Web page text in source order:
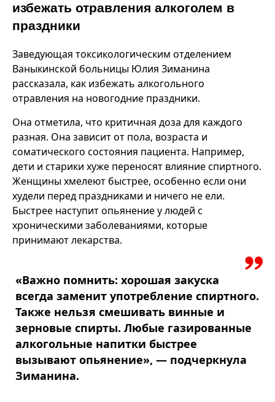
избежать отравления алкоголем в
праздники
Заведующая токсикологическим отделением
Ваныкинской больницы Юлия Зиманина
рассказала, как избежать алкогольного
отравления на новогодние праздники.
Она отметила, что критичная доза для каждого
разная. Она зависит от пола, возраста и
соматического состояния пациента. Например,
дети и старики хуже переносят влияние спиртного.
Женщины хмелеют быстрее, особенно если они
худели перед праздниками и ничего не ели.
Быстрее наступит опьянение у людей с
хроническими заболеваниями, которые
принимают лекарства.
«Важно помнить: хорошая закуска
всегда заменит употребление спиртного.
Также нельзя смешивать винные и
зерновые спирты. Любые газированные
алкогольные напитки быстрее
вызывают опьянение», — подчеркнула
Зиманина.